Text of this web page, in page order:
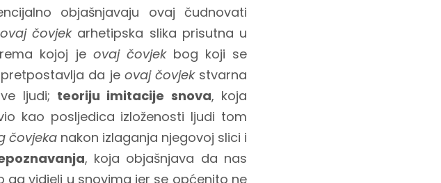
objašnjavaju ovaj čudnovati
ovaj čovjekarhetipska slika prisutna u
kojoj je ovaj čovjekbog koji se
da je ovaj čovjek stvarna
ljudi; teoriju imitacije snova, koja
kao posljedica izloženosti ljudi tom
čovjeka nakon izlaganja njegovoj slici i
, koja objašnjava da nas
vidjeli u snovima jer se općenito ne